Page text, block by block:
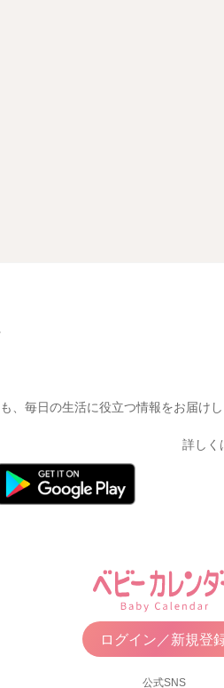
、毎日の生活に役立つ情報をお届けし
詳しく
ログイン／新規登
公式SNS